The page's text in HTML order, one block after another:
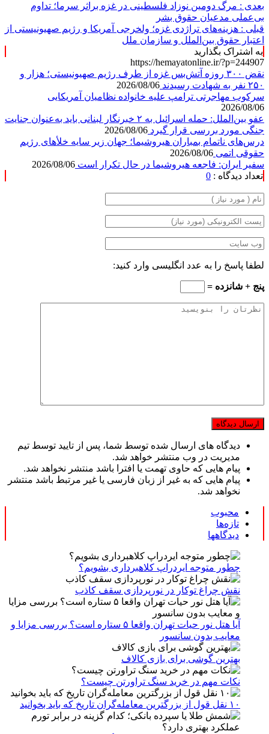
بعدی : مرگ دومین نوزاد فلسطینی در غزه براثر سرما؛ تداوم
بی‌عملی مدعیان حقوق بشر
قبلی : هزینه‌های تراژدی غزه؛ ولخرجی آمریکا و رژیم صهیونیستی از
اعتبار حقوق بین‌الملل و سازمان ملل
به اشتراک بگذارید
https://hemayatonline.ir/?p=244907
نقض ۳۰۰ روزه آتش‌بس غزه از طرف رژیم صهیونیستی؛ هزار و
۲۵۰ نفر به شهادت رسیدند
2026/08/06
سرکوب مهاجرتی ترامپ علیه خانواده نظامیان آمریکایی
2026/08/06
عفو بین‌الملل: حمله اسرائیل به ۲ خبرنگار لبنانی باید به‌عنوان جنایت
جنگی مورد بررسی قرار گیرد 2026/08/06
درس‌های ناتمام بمباران هیروشیما؛ جهان زیر سایه خلأ‌های رژیم
حقوقی اتمی 2026/08/06
سفیر ایران: فاجعه هیروشیما در حال تکرار است 2026/08/06
تعداد دیدگاه : 0
لطفا پاسخ را به عدد انگلیسی وارد کنید:
پنج + شانزده =
دیدگاه های ارسال شده توسط شما، پس از تایید توسط تیم
مدیریت در وب منتشر خواهد شد.
پیام هایی که حاوی تهمت یا افترا باشد منتشر نخواهد شد.
پیام هایی که به غیر از زبان فارسی یا غیر مرتبط باشد منتشر
نخواهد شد.
محبوب
تازه‌ها
دیدگاهها
چطور متوجه ایردراپ کلاهبرداری بشویم؟
نقش چراغ توکار در نورپردازی سقف کاذب
آیا هتل نور حیات تهران واقعا ۵ ستاره است؟ بررسی مزایا و
معایب بدون سانسور
بهترین گوشی برای بازی کالاف
نکات مهم در خرید سنگ تراورتن چیست؟
۱۰ نقل قول از بزرگترین معامله‌گران تاریخ که باید بخوانید